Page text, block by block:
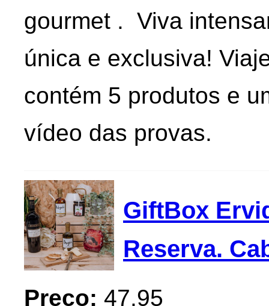
gourmet . Viva
única e exclusiva!
contém 5 produtos e
vídeo das provas.
GiftBox
Reserva.
Preço: 47.95